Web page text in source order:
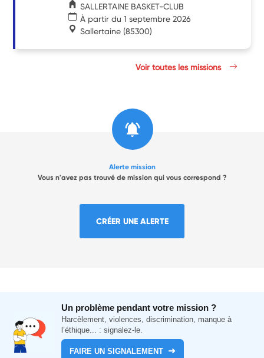
SALLERTAINE BASKET-CLUB
À partir du 1 septembre 2026
Sallertaine (85300)
Voir toutes les missions
Alerte mission
Vous n'avez pas trouvé de mission qui vous correspond ?
CRÉER UNE ALERTE
Un problème pendant votre mission ?
Harcèlement, violences, discrimination, manque à
l’éthique... : signalez-le.
FAIRE UN SIGNALEMENT